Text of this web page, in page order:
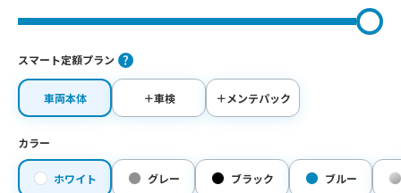
スマート定額プラン
車両本体 ＋車検 ＋メンテパック
カラー
ホワイト グレー ブラック ブルー